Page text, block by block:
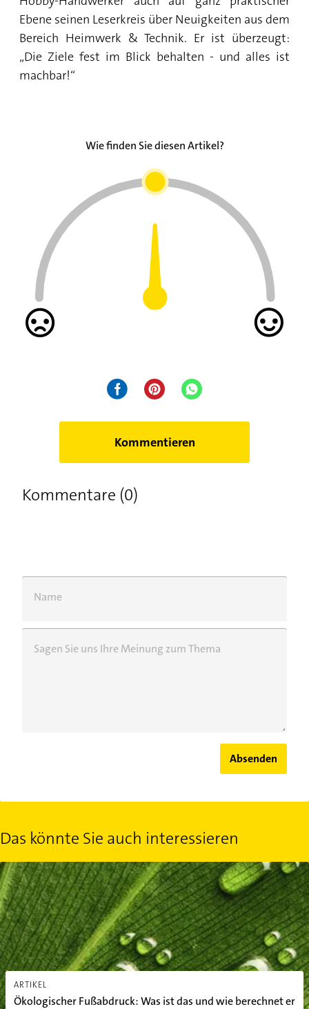
Ebene seinen Leserkreis über Neuigkeiten aus dem
Bereich Heimwerk & Technik. Er ist überzeugt:
„Die Ziele fest im Blick behalten - und alles ist
machbar!“
Wie finden Sie diesen Artikel?
Kommentieren
Kommentare (0)
Name
Sagen Sie uns Ihre Meinung zum Thema
Absenden
Das könnte Sie auch interessieren
ARTIKEL
Ökologischer Fußabdruck: Was ist das und wie berechnet er
Ökologischer Fußabdruck: Was ist das und wie berechnet er sich?